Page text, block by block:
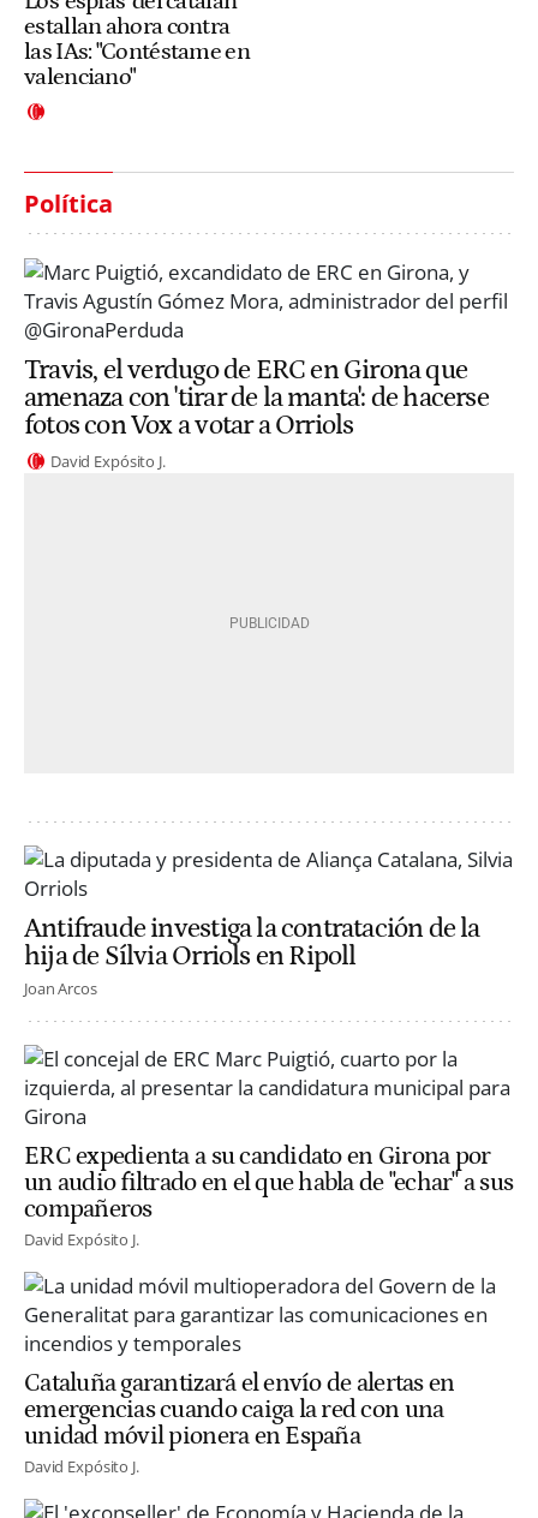
estallan ahora contra
las IAs: "Contéstame en
valenciano"
Política
Travis, el verdugo de ERC en Girona que
amenaza con 'tirar de la manta': de hacerse
fotos con Vox a votar a Orriols
David Expósito J.
Antifraude investiga la contratación de la
hija de Sílvia Orriols en Ripoll
Joan Arcos
ERC expedienta a su candidato en Girona por
un audio filtrado en el que habla de "echar" a sus
compañeros
David Expósito J.
Cataluña garantizará el envío de alertas en
emergencias cuando caiga la red con una
unidad móvil pionera en España
David Expósito J.